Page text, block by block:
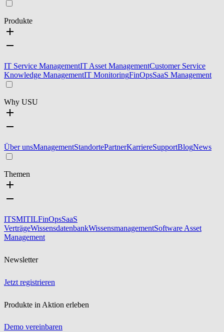
Produkte
IT Service ManagementIT Asset ManagementCustomer Service
Knowledge ManagementIT MonitoringFinOpsSaaS Management
Why USU
Über unsManagementStandortePartnerKarriereSupportBlogNews
Themen
ITSMITILFinOpsSaaS
VerträgeWissensdatenbankWissensmanagementSoftware Asset
Management
Newsletter
Jetzt registrieren
Produkte in Aktion erleben
Demo vereinbaren